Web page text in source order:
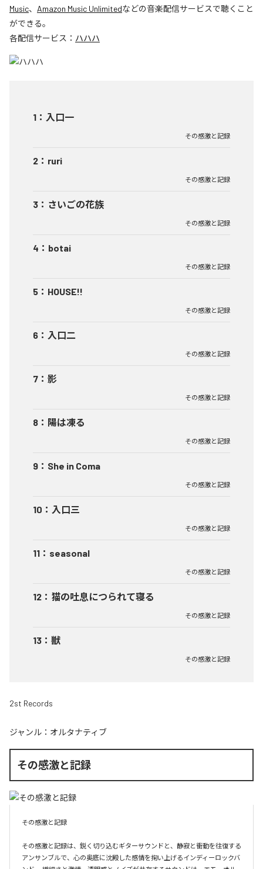
Music、 Amazon Music Unlimitedなどの音楽配信サービスで聴くこと
ができる。
各配信サービス： ハハハ
1 ： 入口一
その感激と記録
2 ： ruri
その感激と記録
3 ： さいごの花族
その感激と記録
4 ： botai
その感激と記録
5 ： HOUSE!!
その感激と記録
6 ： 入口二
その感激と記録
7 ： 影
その感激と記録
8 ： 陽は凍る
その感激と記録
9 ： She in Coma
その感激と記録
10 ： 入口三
その感激と記録
11 ： seasonal
その感激と記録
12 ： 猫の吐息につられて寝る
その感激と記録
13 ： 獣
その感激と記録
2st Records
ジャンル： オルタナティブ
その感激と記録
その感激と記録
その感激と記録は、鋭く切り込むギターサウンドと、静寂と衝動を往復する
アンサンブルで、心の奥底に沈殿した感情を掬い上げるインディーロックバ